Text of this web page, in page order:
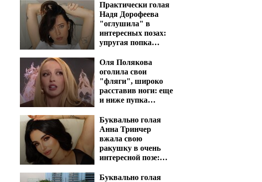
Практически голая
Надя Дорофеева
"оглушила" в
интересных позах:
упругая попка
Оля Полякова
оголила свои
"фляги", широко
расставив ноги: еще
и ниже пупка
Буквально голая
Анна Тринчер
вжала свою
ракушку в очень
интересной позе:
отдыхает
Буквально голая